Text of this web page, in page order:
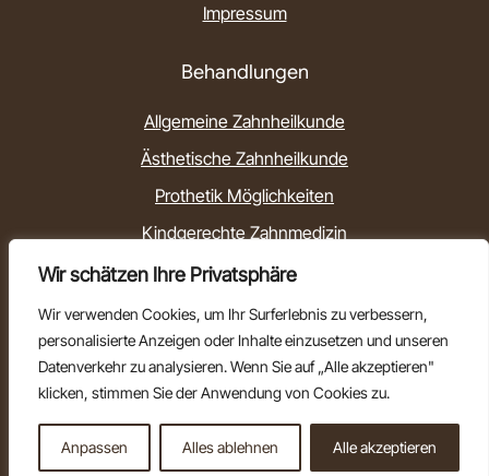
Wir schätzen Ihre Privatsphäre
Wir verwenden Cookies, um Ihr Surferlebnis zu verbessern,
personalisierte Anzeigen oder Inhalte einzusetzen und unseren
Datenverkehr zu analysieren. Wenn Sie auf „Alle akzeptieren"
klicken, stimmen Sie der Anwendung von Cookies zu.
Anpassen Alles ablehnen Alle akzeptieren
Termin buchen
Impressum
Behandlungen
Allgemeine Zahnheilkunde
Ästhetische Zahnheilkunde
Prothetik Möglichkeiten
Kindgerechte Zahnmedizin
Innovative Therapiekonzepte
©2026Zahngesundheit Heusenstamm
Powered by Kreavolut
Nach oben scrollen